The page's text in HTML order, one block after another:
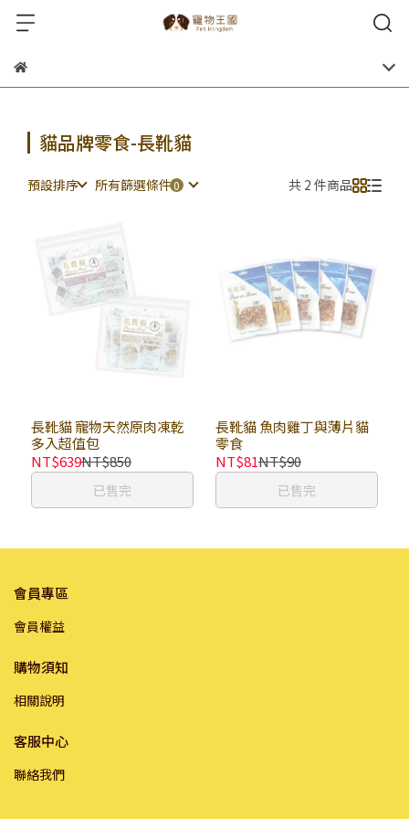
貓品牌零食-長靴貓
預設排序 所有篩選條件 共 2 件商品
長靴貓 寵物天然原肉凍乾
多入超值包
NT$639NT$850
已售完
長靴貓 魚肉雞丁與薄片貓
零食
NT$81NT$90
已售完
會員專區
會員權益
購物須知
相關說明
客服中心
聯絡我們